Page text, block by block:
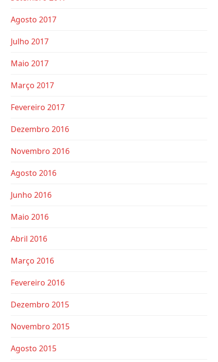
Agosto 2017
Julho 2017
Maio 2017
Março 2017
Fevereiro 2017
Dezembro 2016
Novembro 2016
Agosto 2016
Junho 2016
Maio 2016
Abril 2016
Março 2016
Fevereiro 2016
Dezembro 2015
Novembro 2015
Agosto 2015